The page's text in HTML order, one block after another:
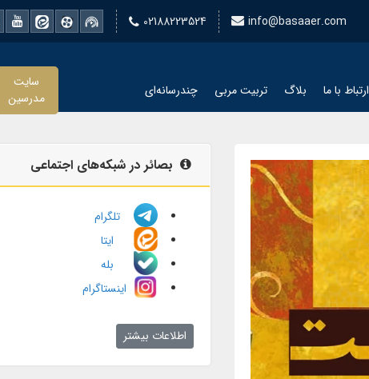
02188223524 info@basaaer.com
ارتباط با ما بلاگ تربیت مربی چندرسانه‌ای
سایت
مدرسین
بصائر در شبکه‌های اجتماعی
تلگرام
ایتا
بله
اینستاگرام
اطلاعات بیشتر